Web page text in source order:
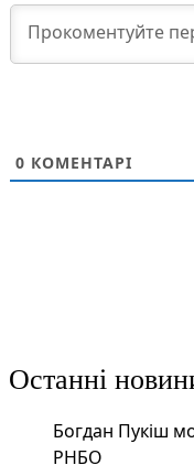
0 КОМЕНТАРІ
Останні
Богдан Пукіш
РНБО